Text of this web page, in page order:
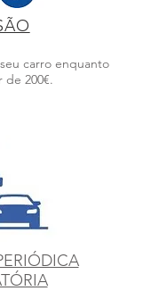
carro enquanto
de 200€.